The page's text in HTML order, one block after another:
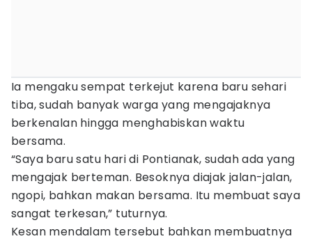
Ia mengaku sempat terkejut karena baru sehari
tiba, sudah banyak warga yang mengajaknya
berkenalan hingga menghabiskan waktu
bersama.
“Saya baru satu hari di Pontianak, sudah ada yang
mengajak berteman. Besoknya diajak jalan-jalan,
ngopi, bahkan makan bersama. Itu membuat saya
sangat terkesan,” tuturnya.
Kesan mendalam tersebut bahkan membuatnya